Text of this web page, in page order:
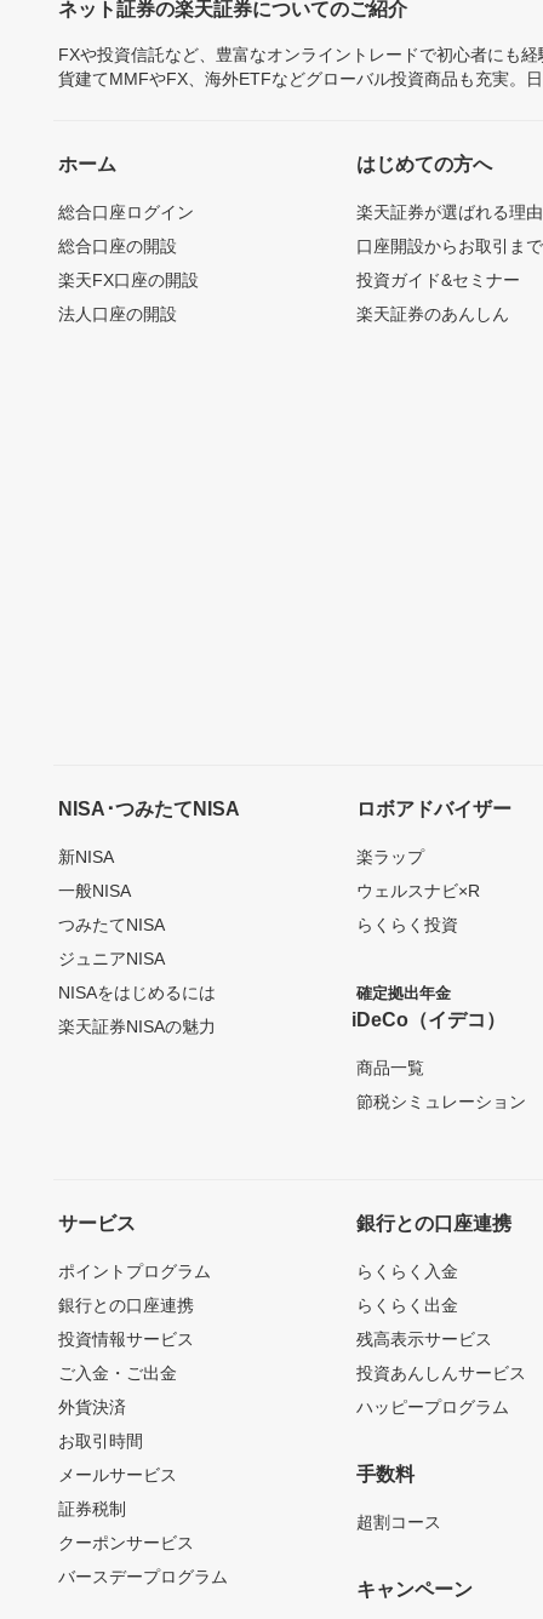
ネット証券の楽天証券についてのご紹介
FXや投資信託など、豊富なオンライントレードで初心者にも
貨建てMMFやFX、海外ETFなどグローバル投資商品も充実。
ホーム
総合口座ログイン
総合口座の開設
楽天FX口座の開設
法人口座の開設
はじめての方へ
楽天証券が選ばれる理由
口座開設からお取引ま
投資ガイド&セミナー
楽天証券のあんしん
NISA･つみたてNISA
新NISA
一般NISA
つみたてNISA
ジュニアNISA
NISAをはじめるには
楽天証券NISAの魅力
ロボアドバイザー
楽ラップ
ウェルスナビ×R
らくらく投資
確定拠出年金
iDeCo（イデコ）
商品一覧
節税シミュレーション
サービス
ポイントプログラム
銀行との口座連携
投資情報サービス
ご入金・ご出金
外貨決済
お取引時間
メールサービス
証券税制
クーポンサービス
バースデープログラム
銀行との口座連携
らくらく入金
らくらく出金
残高表示サービス
投資あんしんサービス
ハッピープログラム
手数料
超割コース
キャンペーン